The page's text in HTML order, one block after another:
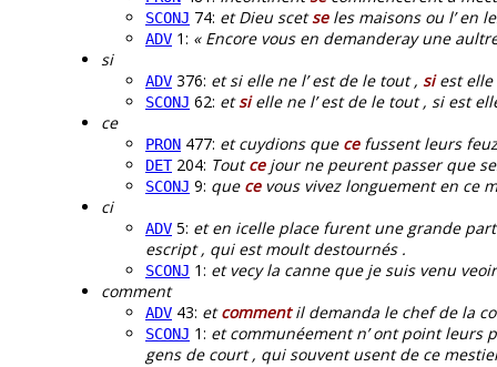
SCONJ 74: et Dieu scetseles maisons ou l’ en
ADV 1: « Encore vous en demanderay une
si
ADV 376: et si elle ne l’ est de le tout , siest elle
SCONJ 62: etsielle ne l’ est de le tout , si est
ce
PRON 477: et cuydions que cefussent leurs
DET204: Toutcejour ne peurent passer que
SCONJ 9: que cevous vivez longuement en ce
ci
ADV 5: et en icelle place furent une grande
escript , qui est moult destournés .
SCONJ 1: et vecy la canne que je suis venu
comment
ADV 43: etcommentil demanda le chef de la
SCONJ 1: et communéement n’ ont point
gens de court , qui souvent usent de ce